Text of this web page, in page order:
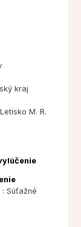
kraj
M. R.
Súťažné